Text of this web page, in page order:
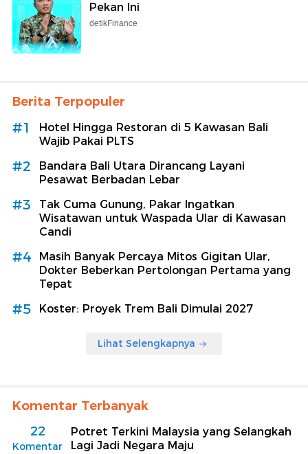
Pekan Ini
detikFinance
Berita Terpopuler
#1
Hotel Hingga Restoran di 5 Kawasan Bali
Wajib Pakai PLTS
#2
Bandara Bali Utara Dirancang Layani
Pesawat Berbadan Lebar
#3
Tak Cuma Gunung, Pakar Ingatkan
Wisatawan untuk Waspada Ular di Kawasan
Candi
#4
Masih Banyak Percaya Mitos Gigitan Ular,
Dokter Beberkan Pertolongan Pertama yang
Tepat
#5 Koster: Proyek Trem Bali Dimulai 2027
Lihat Selengkapnya
Komentar Terbanyak
22
Komentar
Potret Terkini Malaysia yang Selangkah
Lagi Jadi Negara Maju